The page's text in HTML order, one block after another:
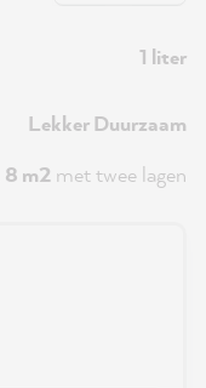
1 liter
Lekker Duurzaam
8 m2 met twee lagen